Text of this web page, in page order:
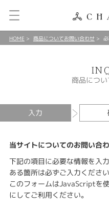
HOME 商品についてお問い合わせ
商品につ
入力
当サイトについてのお問い合
下記の項目に必要な情報を入
ある箇所は必ずご入力ください
このフォームはJavaScriptを
にしてご利用ください。